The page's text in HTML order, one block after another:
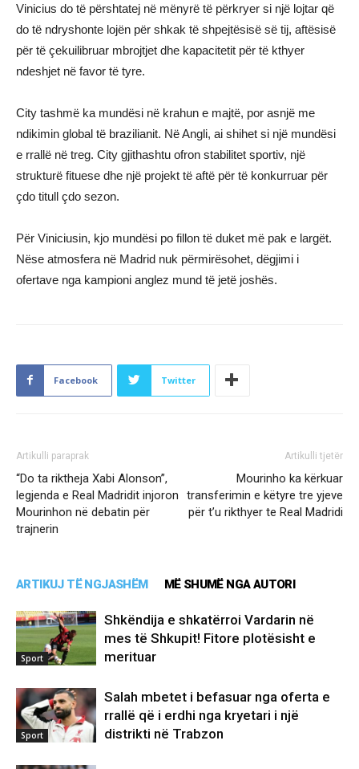
Vinicius do të përshtatej në mënyrë të përkryer si një lojtar që
do të ndryshonte lojën për shkak të shpejtësisë së tij, aftësisë
për të çekuilibruar mbrojtjet dhe kapacitetit për të kthyer
ndeshjet në favor të tyre.
City tashmë ka mundësi në krahun e majtë, por asnjë me
ndikimin global të brazilianit. Në Angli, ai shihet si një mundësi
e rrallë në treg. City gjithashtu ofron stabilitet sportiv, një
strukturë fituese dhe një projekt të aftë për të konkurruar për
çdo titull çdo sezon.
Për Viniciusin, kjo mundësi po fillon të duket më pak e largët.
Nëse atmosfera në Madrid nuk përmirësohet, dëgjimi i
ofertave nga kampioni anglez mund të jetë joshës.
Facebook Twitter
Artikulli paraprak
“Do ta riktheja Xabi Alonson”,
legjenda e Real Madridit injoron
Mourinhon në debatin për
trajnerin
Artikulli tjetër
Mourinho ka kërkuar
transferimin e këtyre tre yjeve
për t’u rikthyer te Real Madridi
ARTIKUJ TË NGJASHËM MË SHUMË NGA AUTORI
Sport
Shkëndija e shkatërroi Vardarin në
mes të Shkupit! Fitore plotësisht e
merituar
Sport
Salah mbetet i befasuar nga oferta e
rrallë që i erdhi nga kryetari i një
distrikti në Trabzon